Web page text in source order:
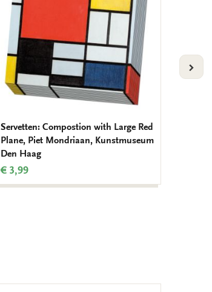
Servetten: Compostion with Large Red
Plane, Piet Mondriaan, Kunstmuseum
Den Haag
€ 3,99